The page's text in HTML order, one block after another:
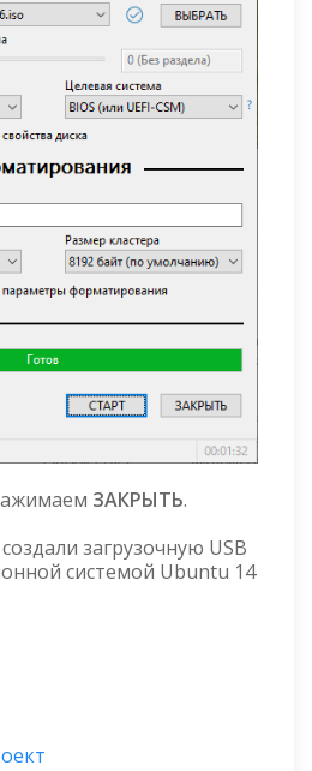
ЗАКРЫТЬ.
загрузочную USB
системой Ubuntu 14